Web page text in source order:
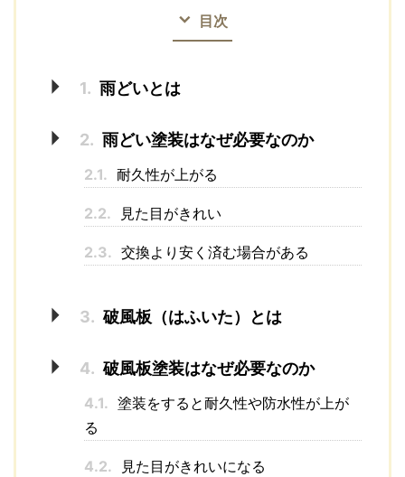
目次
1. 雨どいとは
2. 雨どい塗装はなぜ必要なのか
2.1. 耐久性が上がる
2.2. 見た目がきれい
2.3. 交換より安く済む場合がある
3. 破風板（はふいた）とは
4. 破風板塗装はなぜ必要なのか
4.1. 塗装をすると耐久性や防水性が上が
る
4.2. 見た目がきれいになる